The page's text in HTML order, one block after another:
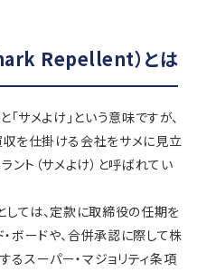
Repellent）とは
「サメよけ」という意味ですが、
を仕掛ける会社をサメに見立
ント（サメよけ）と呼ばれてい
しては、定款に取締役の任期を
ボードや、合併承認に際して株
スーパー・マジョリティ条項